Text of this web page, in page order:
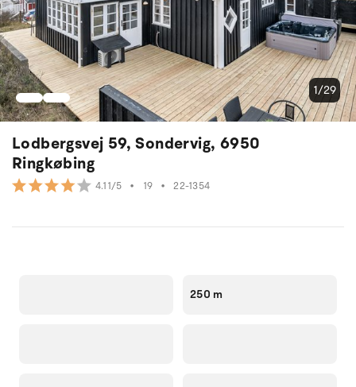
Lodbergsvej 59, Sondervig, 6950
Ringkøbing
4.11/5 • 19 • 22-1354
1/29
250 m